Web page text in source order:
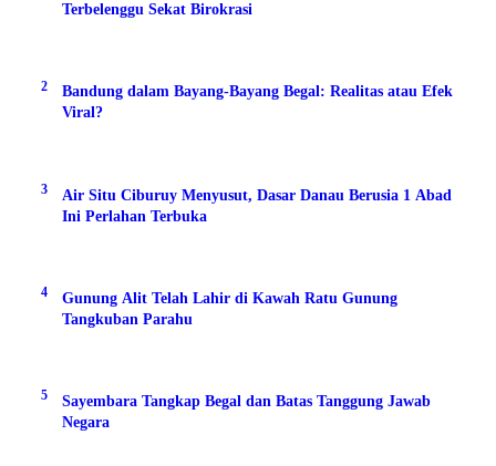
Terbelenggu Sekat Birokrasi
2
Bandung dalam Bayang-Bayang Begal: Realitas atau Efek
Viral?
3
Air Situ Ciburuy Menyusut, Dasar Danau Berusia 1 Abad
Ini Perlahan Terbuka
4
Gunung Alit Telah Lahir di Kawah Ratu Gunung
Tangkuban Parahu
5
Sayembara Tangkap Begal dan Batas Tanggung Jawab
Negara